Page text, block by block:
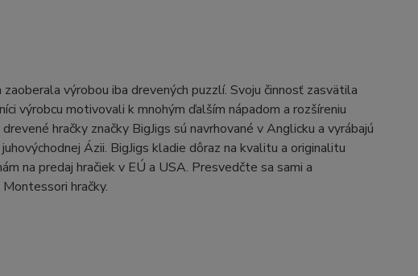
výrobou iba drevených puzzlí. Svoju činnosť zasvätila
výrobcu motivovali k mnohým ďalším nápadom a rozšíreniu
hračky značky BigJigs sú navrhované v Anglicku a vyrábajú
Ázii. BigJigs kladie dôraz na kvalitu a originalitu
na predaj hračiek v EÚ a USA. Presvedčte sa sami a
hračky.